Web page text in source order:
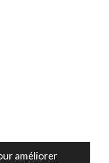
améliorer